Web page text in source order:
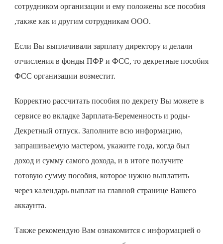
сотрудником организации и ему положены все пособия
,также как и другим сотрудникам ООО.
Если Вы выплачивали зарплату директору и делали
отчисления в фонды ПФР и ФСС, то декретные пособия
ФСС организации возместит.
Корректно рассчитать пособия по декрету Вы можете в
сервисе во вкладке Зарплата-Беременность и роды-
Декретный отпуск. Заполните всю информацию,
запрашиваемую мастером, укажите года, когда был
доход и сумму самого дохода, и в итоге получите
готовую сумму пособия, которое нужно выплатить
через календарь выплат на главной странице Вашего
аккаунта.
Также рекомендую Вам ознакомится с информацией о